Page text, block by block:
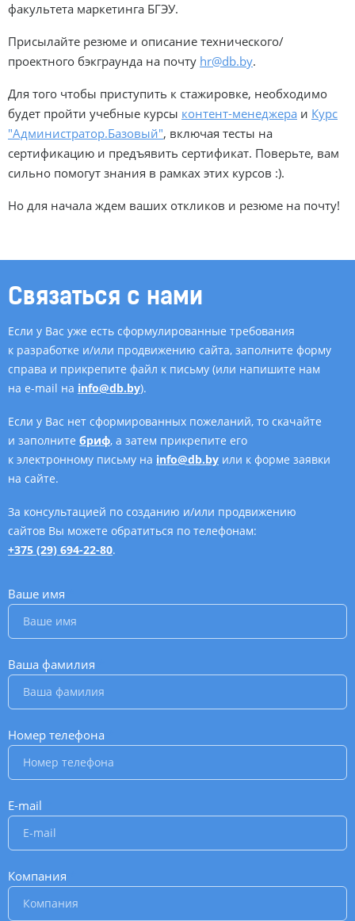
факультета маркетинга БГЭУ.
Присылайте резюме и описание технического/
проектного бэкграунда на почту hr@db.by.
Для того чтобы приступить к стажировке, необходимо
будет пройти учебные курсы контент-менеджера и Курс
"Администратор.Базовый", включая тесты на
сертификацию и предъявить сертификат. Поверьте, вам
сильно помогут знания в рамках этих курсов :).
Но для начала ждем ваших откликов и резюме на почту!
Связаться с нами
Если у Вас уже есть сформулированные требования
к разработке и/или продвижению сайта, заполните форму
справа и прикрепите файл к письму (или напишите нам
на e-mail на info@db.by).
Если у Вас нет сформированных пожеланий, то скачайте
и заполните бриф, а затем прикрепите его
к электронному письму на info@db.by или к форме заявки
на сайте.
За консультацией по созданию и/или продвижению
сайтов Вы можете обратиться по телефонам:
+375 (29) 694-22-80.
Ваше имя
Ваша фамилия
Номер телефона
E-mail
Компания